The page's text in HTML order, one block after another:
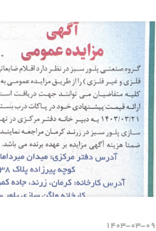
۱۴۰۳-۰۳-۰۹